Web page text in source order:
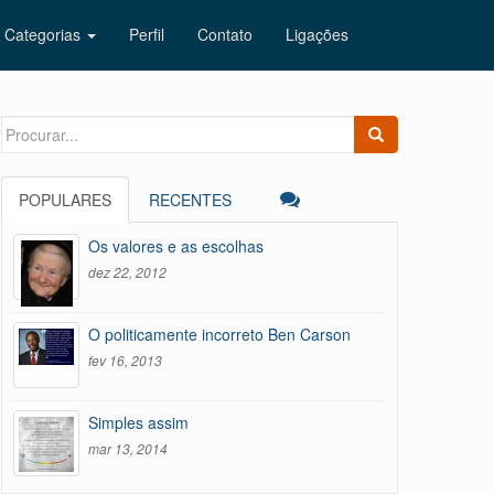
Categorias Perfil Contato Ligações
Search
POPULARES RECENTES
Os valores e as escolhas
dez 22, 2012
O politicamente incorreto Ben Carson
fev 16, 2013
Simples assim
mar 13, 2014